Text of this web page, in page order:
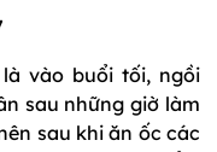
vào buổi tối, ngồi
sau những giờ làm
sau khi ăn ốc các